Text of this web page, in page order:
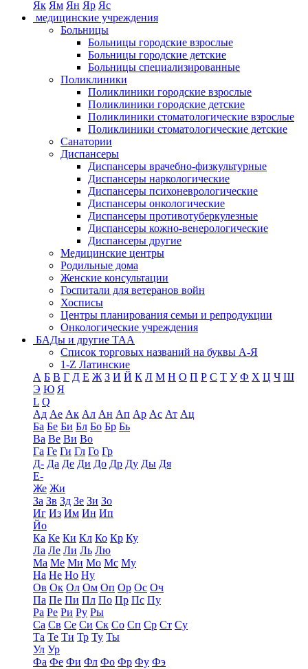
Як Ям Ян Яр Яс
медицинские учреждения
Больницы
Больницы городские взрослые
Больницы городские детские
Больницы специализированные
Поликлиники
Поликлиники городские взрослые
Поликлиники городские детские
Поликлиники стоматологические взрослые
Поликлиники стоматологические детские
Санатории
Диспансеры
Диспансеры врачебно-физкультурные
Диспансеры наркологические
Диспансеры психоневрологические
Диспансеры онкологические
Диспансеры противотуберкулезные
Диспансеры кожно-венерологические
Диспансеры другие
Медицинские центры
Родильные дома
Женские консультации
Госпитали для ветеранов войн
Хосписы
Центры планирования семьи и репродукции
Онкологические учреждения
БАДы и другие ТАА
Список торговых названий на буквы А-Я
1-Z Латинские
А Б В Г Д Е Ж З И Й К Л М Н О П Р С Т У Ф Х Ц Ч Ш
Э Ю Я
L Q
Ад Ае Ак Ал Ан Ап Ар Ас Ат Ац
Ба Бе Би Бл Бо Бр Бь
Ва Ве Ви Во
Га Ге Ги Гл Го Гр
Д- Да Де Ди До Др Ду Ды Дя
Е-
Же Жи
За Зв Зд Зе Зи Зо
Иг Из Им Ин Ип
Йо
Ка Ке Ки Кл Ко Кр Ку
Ла Ле Ли Ль Лю
Ма Ме Ми Мо Мс Му
На Не Но Ну
Ов Ок Ол Ом Оп Ор Ос Оч
Па Пе Пи Пл По Пр Пс Пу
Ра Ре Ри Ру Ры
Са Св Се Си Ск Со Сп Ср Ст Су
Та Те Ти Тр Ту Ты
Ул Ур
Фа Фе Фи Фл Фо Фр Фу Фэ